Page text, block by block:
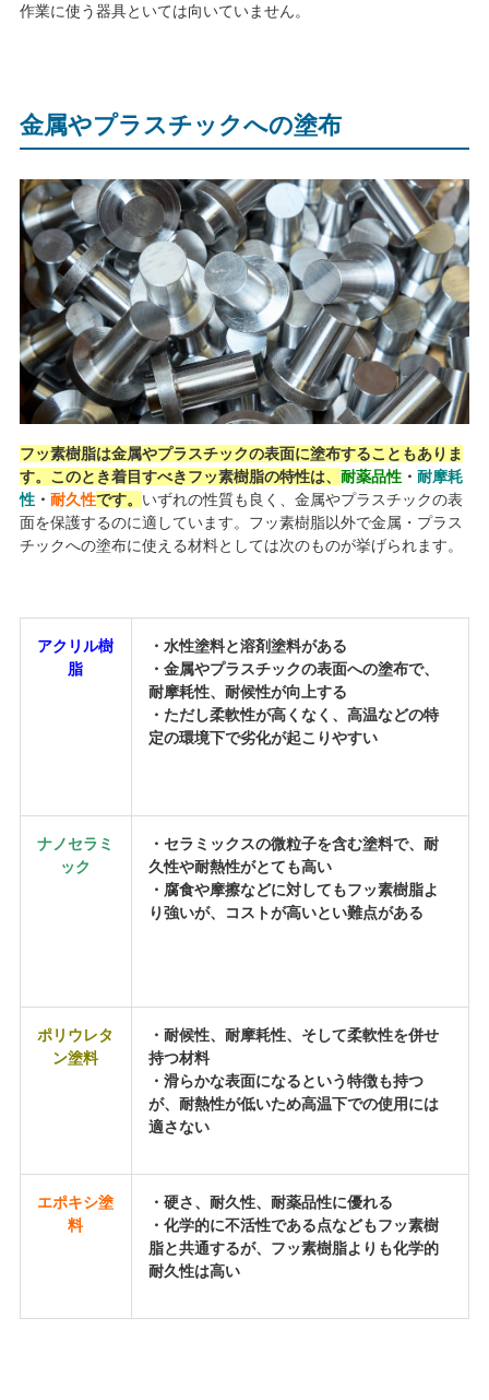
作業に使う器具といては向いていません。
金属やプラスチックへの塗布
フッ素樹脂は金属やプラスチックの表面に塗布することもありま
す。このとき着目すべきフッ素樹脂の特性は、 耐薬品性・ 耐摩耗
性・ 耐久性です。 いずれの性質も良く、金属やプラスチックの表
面を保護するのに適しています。フッ素樹脂以外で金属・プラス
チックへの塗布に使える材料としては次のものが挙げられます。
アクリル樹
脂
・水性塗料と溶剤塗料がある
・金属やプラスチックの表面への塗布で、
耐摩耗性、耐候性が向上する
・ただし柔軟性が高くなく、高温などの特
定の環境下で劣化が起こりやすい
ナノセラミ
ック
・セラミックスの微粒子を含む塗料で、耐
久性や耐熱性がとても高い
・腐食や摩擦などに対してもフッ素樹脂よ
り強いが、コストが高いとい難点がある
ポリウレタ
ン塗料
・耐候性、耐摩耗性、そして柔軟性を併せ
持つ材料
・滑らかな表面になるという特徴も持つ
が、耐熱性が低いため高温下での使用には
適さない
エポキシ塗
料
・硬さ、耐久性、耐薬品性に優れる
・化学的に不活性である点などもフッ素樹
脂と共通するが、フッ素樹脂よりも化学的
耐久性は高い